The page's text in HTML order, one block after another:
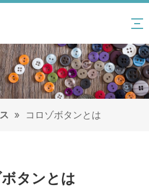
» コロゾボタンとは
タンとは